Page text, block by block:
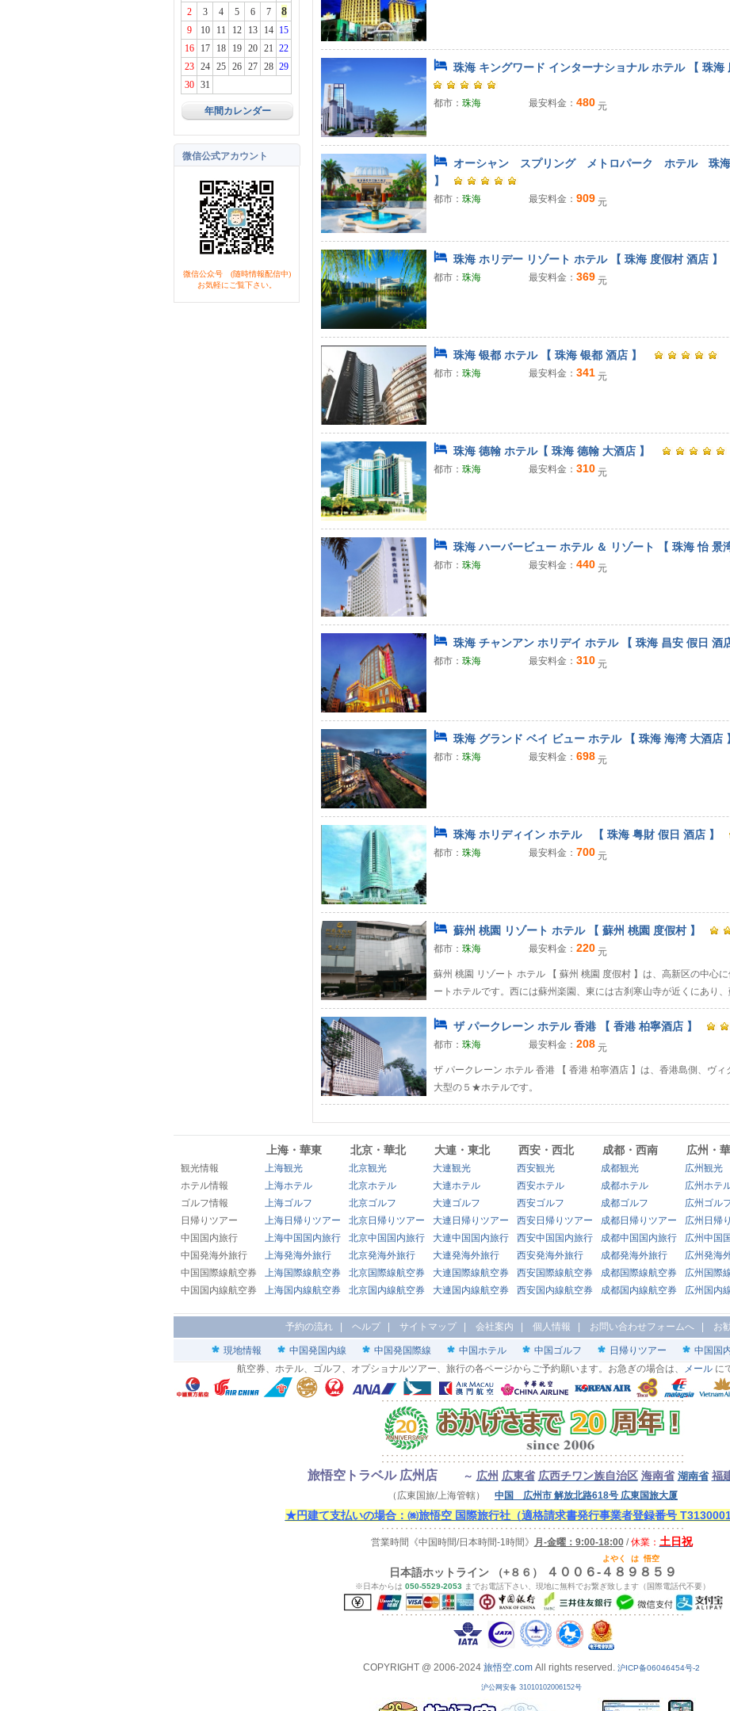
2
3 4 5 6 7 8
9 10 11 12 13 14
15
16
17 18 19 20 21 22
23
24 25 26 27 28 29
30
31
年間カレンダー
微信公式アカウント
微信公众号 (随時情報配信中)
お気軽にご覧下さい。
珠海 キングワード インターナショナル ホテル 【 珠海
都市： 珠海 最安料金： 480 元
オーシャン スプリング メトロパーク ホテル 珠
】
都市： 珠海 最安料金： 909 元
珠海 ホリデー リゾート ホテル 【 珠海 度假村 酒店 】
都市： 珠海 最安料金： 369 元
珠海 银都 ホテル 【 珠海 银都 酒店 】
都市： 珠海 最安料金： 341 元
珠海 德翰 ホテル【 珠海 德翰 大酒店 】
都市： 珠海 最安料金： 310 元
珠海 ハーバービュー ホテル ＆ リゾート 【 珠海 怡 景
都市： 珠海 最安料金： 440 元
珠海 チャンアン ホリデイ ホテル 【 珠海 昌安 假日 酒
都市： 珠海 最安料金： 310 元
珠海 グランド ベイ ビュー ホテル 【 珠海 海湾 大酒店
都市： 珠海 最安料金： 698 元
珠海 ホリディイン ホテル 【 珠海 粤財 假日 酒店 】
都市： 珠海 最安料金： 700 元
蘇州 桃園 リゾート ホテル 【 蘇州 桃園 度假村 】
都市： 珠海 最安料金： 220 元
蘇州 桃園 リゾート ホテル 【 蘇州 桃園 度假村 】は、高新区の中心
ートホテルです。西には蘇州楽園、東には古刹寒山寺が近くにあり
ザ パークレーン ホテル 香港 【 香港 柏寧酒店 】
都市： 珠海 最安料金： 208 元
ザ パークレーン ホテル 香港 【 香港 柏寧酒店 】は、香港島側、ヴ
大型の５★ホテルです。
上海・華東 北京・華北 大連・東北 西安・西北 成都・西南 広州・
観光情報 上海観光 北京観光 大連観光 西安観光 成都観光 広州観光
ホテル情報
上海ホテル 北京ホテル 大連ホテル 西安ホテル 成都ホテル 広州ホテ
ゴルフ情報
上海ゴルフ 北京ゴルフ 大連ゴルフ 西安ゴルフ 成都ゴルフ 広州ゴル
日帰りツアー
上海日帰りツアー 北京日帰りツアー 大連日帰りツアー 西安日帰りツアー 成都日帰りツアー 広州日帰
中国国内旅行
上海中国国内旅行 北京中国国内旅行 大連中国国内旅行 西安中国国内旅行 成都中国国内旅行 広州中国
中国発海外旅行
上海発海外旅行 北京発海外旅行 大連発海外旅行 西安発海外旅行 成都発海外旅行 広州発海
中国国際線航空券
上海国際線航空券 北京国際線航空券 大連国際線航空券 西安国際線航空券 成都国際線航空券 広州国際
中国国内線航空券
上海国内線航空券 北京国内線航空券 大連国内線航空券 西安国内線航空券 成都国内線航空券 広州国内
予約の流れ ヘルプ サイトマップ 会社案内 個人情報 お問い合わせフォームへ お
現地情報 中国発国内線 中国発国際線 中国ホテル 中国ゴルフ 日帰りツアー 中国国
航空券、ホテル、ゴルフ、オプショナルツアー、旅行の各ページからご予約願います。お急ぎの場合は、
メールに
旅悟空トラベル 広州店 ～ 広州 広東省 広西チワン族自治区 海南省 湖南省 福
（広東国旅/上海管轄） 中国 広州市 解放北路618号 広東国旅大厦
★円建て支払いの場合：㈱旅悟空 国際旅行社（適格請求書発行事業者登録番号
営業時間 《中国時間/日本時間-1時間》 月-金曜：9:00-18:00/休業： 土日祝
よやく は 悟空
日本語ホットライン （+８６） ４００６-４８９８５９
※日本からは 050-5529-2053 までお電話下さい、現地に無料でお繋ぎ致します（国際電話代不要）
COPYRIGHT @ 2006-2024 旅悟空.com All rights reserved. 沪ICP备06046454号-2
沪公网安备 31010102006152号